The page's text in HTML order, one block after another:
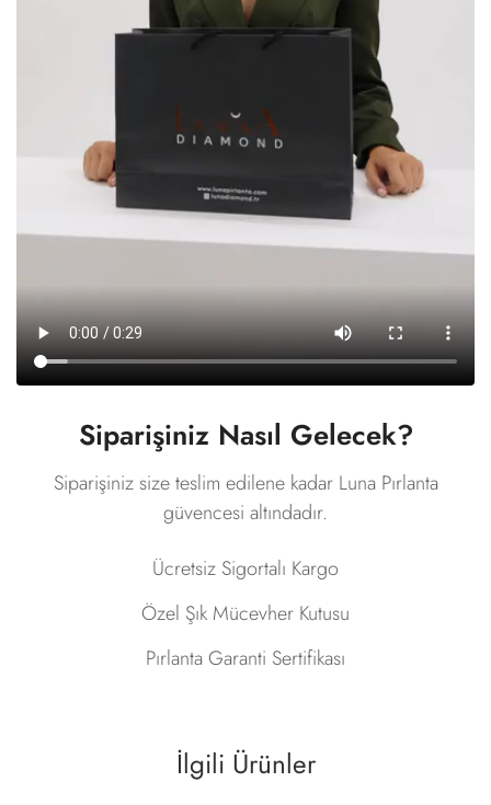
Siparişiniz Nasıl Gelecek?
Siparişiniz size teslim edilene kadar Luna Pırlanta
güvencesi altındadır.
Ücretsiz Sigortalı Kargo
Özel Şık Mücevher Kutusu
Pırlanta Garanti Sertifikası
İlgili Ürünler